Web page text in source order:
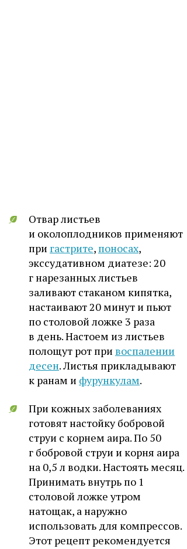
Отвар листьев
и околоплодников применяют
при гастрите, поносах,
экссудативном диатезе: 20
г нарезанных листьев
заливают стаканом кипятка,
настаивают 20 минут и пьют
по столовой ложке 3 раза
в день. Настоем из листьев
полощут рот при воспалении
десен. Листья прикладывают
к ранам и фурункулам.
При кожных заболеваниях
готовят настойку бобровой
струи с корнем аира. По 50
г бобровой струи и корня аира
на 0,5 л водки. Настоять месяц.
Принимать внутрь по 1
столовой ложке утром
натощак, а наружно
использовать для компрессов.
Этот рецепт рекомендуется